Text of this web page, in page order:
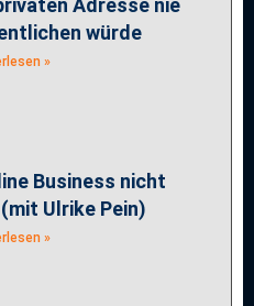
Adresse nie
würde
»
Business nicht
Ulrike Pein)
»